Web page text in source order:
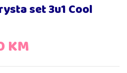
set 3u1 Cool
KM